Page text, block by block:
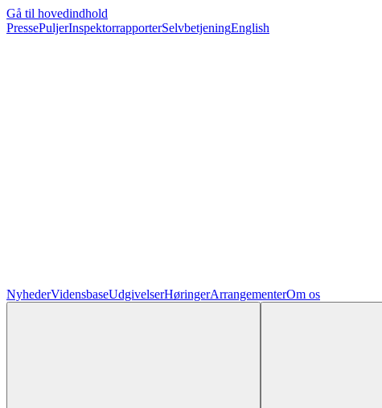
Gå til hovedindhold
PressePuljerInspektorrapporterSelvbetjeningEnglish
NyhederVidensbaseUdgivelserHøringerArrangementerOm os